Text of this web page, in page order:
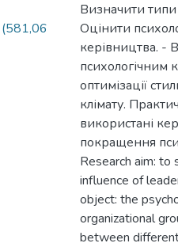
(581,06
Визначити типи
Оцінити
керівництва. -
психологічним
оптимізації
клімату.
використані
покращення
Research aim:
influence of
object: the
organizational
between